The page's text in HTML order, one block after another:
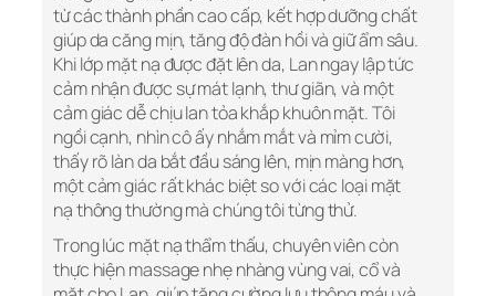
từ các thành phần cao cấp, kết hợp dưỡng chất
giúp da căng mịn, tăng độ đàn hồi và giữ ẩm sâu.
Khi lớp mặt nạ được đặt lên da, Lan ngay lập tức
cảm nhận được sự mát lạnh, thư giãn, và một
cảm giác dễ chịu lan tỏa khắp khuôn mặt. Tôi
ngồi cạnh, nhìn cô ấy nhắm mắt và mỉm cười,
thấy rõ làn da bắt đầu sáng lên, mịn màng hơn,
một cảm giác rất khác biệt so với các loại mặt
nạ thông thường mà chúng tôi từng thử.
Trong lúc mặt nạ thẩm thấu, chuyên viên còn
thực hiện massage nhẹ nhàng vùng vai, cổ và